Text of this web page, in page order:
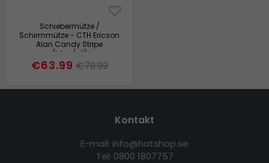
Schiebermütze /
Schirmmütze - CTH Ericson
Alan Candy Stripe
(blau/vit)
€63.99 €79.99
Kontakt
E-mail: info@hatshop.se
Tel: 0800 1807757